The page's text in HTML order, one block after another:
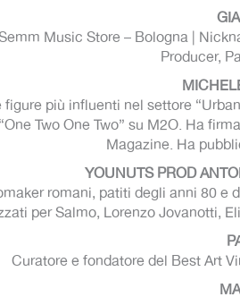
Music Store – Bologna |
Producer,
figure più influenti nel settore
Two One Two” su M2O. Ha
Magazine. Ha
YOUNUTS PROD
romani, patiti degli anni 80
per Salmo, Lorenzo Jovanotti,
Curatore e fondatore del Best Art